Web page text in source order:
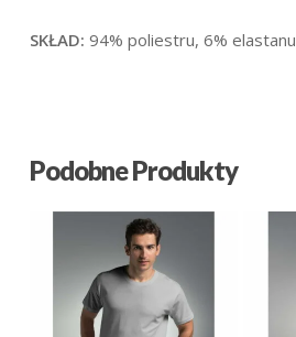
SKŁAD: 94% poliestru, 6% elastanu
Podobne Produkty
28.85 zł